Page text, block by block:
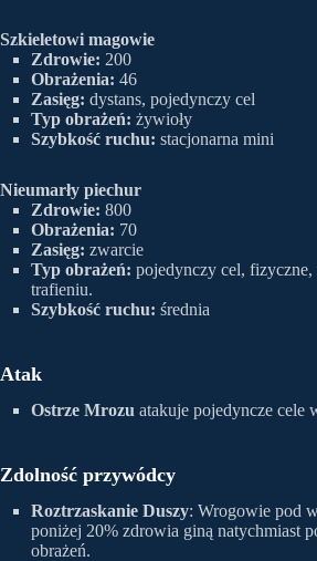
Szkieletowi magowie
Zdrowie: 200
Obrażenia: 46
Zasięg: dystans, pojedynczy cel
Typ obrażeń: żywioły
Szybkość ruchu: stacjonarna mini
Nieumarły piechur
Zdrowie: 800
Obrażenia: 70
Zasięg: zwarcie
Typ obrażeń: pojedynczy cel, fizyczne,
trafieniu.
Szybkość ruchu: średnia
Atak
Ostrze Mrozu atakuje pojedyncze cele
Zdolność przywódcy
Roztrzaskanie Duszy: Wrogowie pod
poniżej 20% zdrowia giną natychmiast
obrażeń.